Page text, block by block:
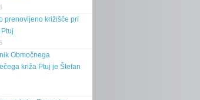
prenovljeno križišče pri
Območnega
križa Ptuj je Štefan